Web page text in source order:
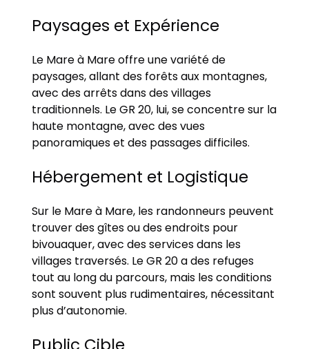
Paysages et Expérience
Le Mare à Mare offre une variété de
paysages, allant des forêts aux montagnes,
avec des arrêts dans des villages
traditionnels. Le GR 20, lui, se concentre sur la
haute montagne, avec des vues
panoramiques et des passages difficiles.
Hébergement et Logistique
Sur le Mare à Mare, les randonneurs peuvent
trouver des gîtes ou des endroits pour
bivouaquer, avec des services dans les
villages traversés. Le GR 20 a des refuges
tout au long du parcours, mais les conditions
sont souvent plus rudimentaires, nécessitant
plus d’autonomie.